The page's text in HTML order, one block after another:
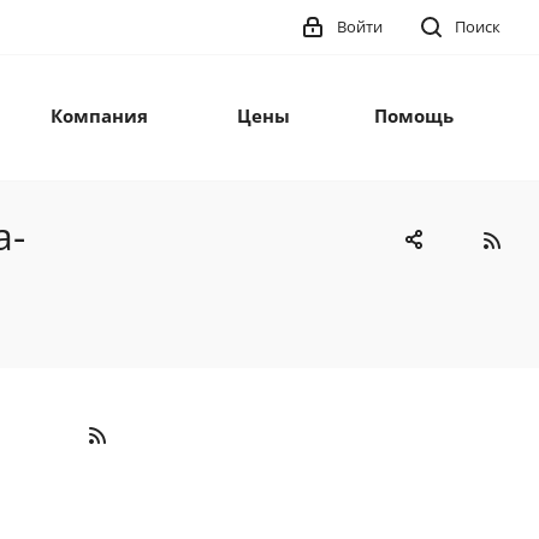
Поиск
Войти
Компания Цены Помощь